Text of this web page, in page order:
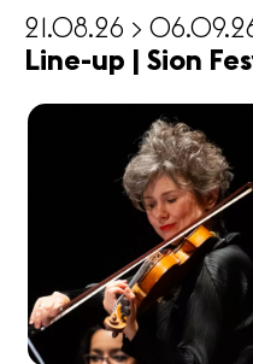
21.08.26 >
Line-up | Sion